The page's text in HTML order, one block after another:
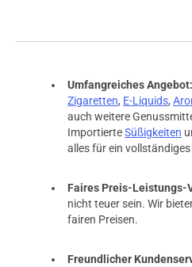
Umfangreiches Angebot:
Zigaretten, E-Liquids,
auch weitere
ImportierteSüßigkeiten
alles für ein
Faires Preis-Leistungs-
nicht teuer sein. Wir
fairen Preisen.
Freundlicher